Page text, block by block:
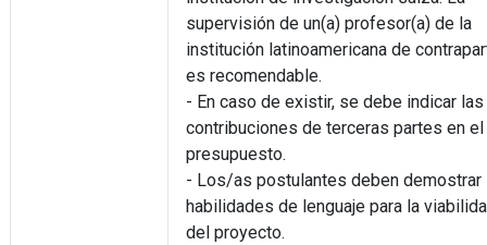
supervisión de un(a) profesor(a) de la
institución latinoamericana de
es recomendable.
- En caso de existir, se debe indicar las
contribuciones de terceras partes en el
presupuesto.
- Los/as postulantes deben demostrar
habilidades de lenguaje para la
del proyecto.